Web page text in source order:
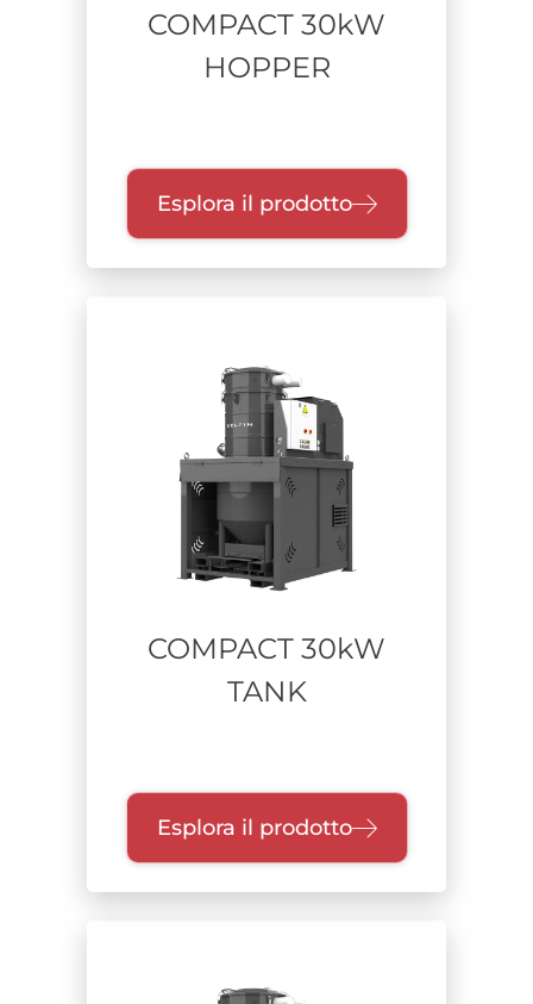
COMPACT 30kW
HOPPER
Esplora il prodotto
COMPACT 30kW
TANK
Esplora il prodotto